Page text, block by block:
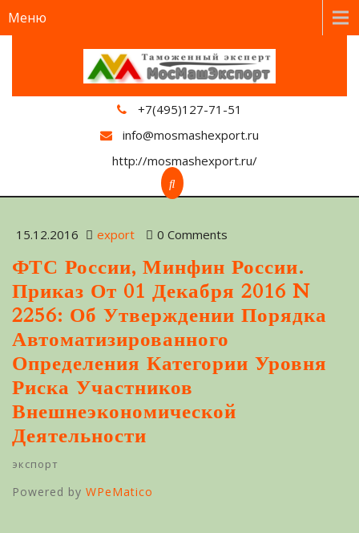
Меню
+7(495)127-71-51
info@mosmashexport.ru
http://mosmashexport.ru/
15.12.2016 export 0 Comments
ФТС России, Минфин России.
Приказ От 01 Декабря 2016 N
2256: Об Утверждении Порядка
Автоматизированного
Определения Категории Уровня
Риска Участников
Внешнеэкономической
Деятельности
экспорт
Powered by WPeMatico